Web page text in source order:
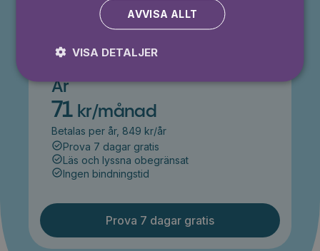
Prova 7 dagar gratis
År
71 kr/månad
Betalas per år, 849 kr/år
Prova 7 dagar gratis
Läs och lyssna obegränsat
Ingen bindningstid
Prova 7 dagar gratis
AVVISA ALLT
VISA DETALJER